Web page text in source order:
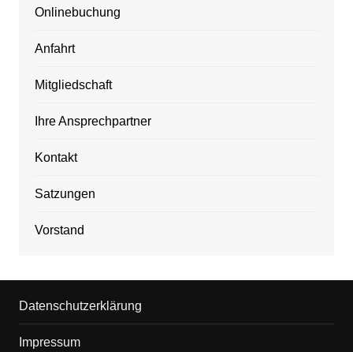
Onlinebuchung
Anfahrt
Mitgliedschaft
Ihre Ansprechpartner
Kontakt
Satzungen
Vorstand
Datenschutzerklärung
Impressum